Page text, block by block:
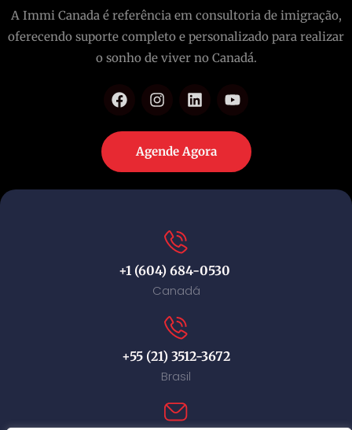
A Immi Canada é referência em consultoria de imigração,
oferecendo suporte completo e personalizado para realizar
o sonho de viver no Canadá.
Agende Agora
+1 (604) 684-0530
Canadá
+55 (21) 3512-3672
Brasil